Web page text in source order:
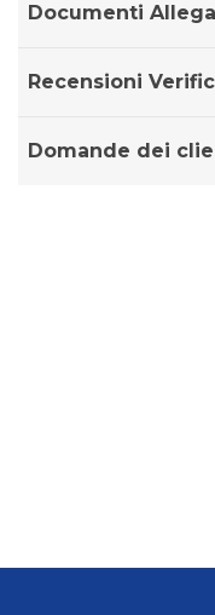
Documenti
Recensioni
Domande dei